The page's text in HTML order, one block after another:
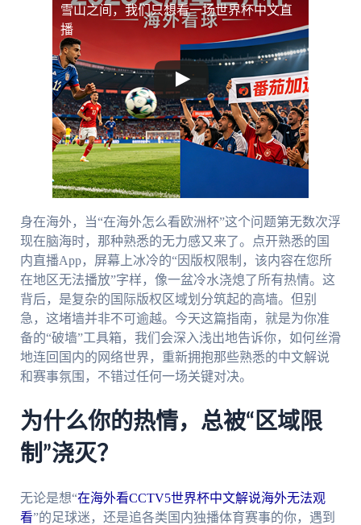
雪山之间，我们只想看一场世界杯中文直
播
身在海外，当“在海外怎么看欧洲杯”这个问题第无数次浮
现在脑海时，那种熟悉的无力感又来了。点开熟悉的国
内直播App，屏幕上冰冷的“因版权限制，该内容在您所
在地区无法播放”字样，像一盆冷水浇熄了所有热情。这
背后，是复杂的国际版权区域划分筑起的高墙。但别
急，这堵墙并非不可逾越。今天这篇指南，就是为你准
备的“破墙”工具箱，我们会深入浅出地告诉你，如何丝滑
地连回国内的网络世界，重新拥抱那些熟悉的中文解说
和赛事氛围，不错过任何一场关键对决。
为什么你的热情，总被“区域限
制”浇灭？
无论是想“在海外看CCTV5世界杯中文解说海外无法观
看”的足球迷，还是追各类国内独播体育赛事的你，遇到